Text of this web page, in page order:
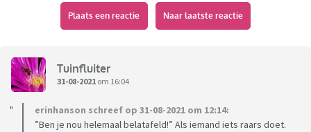
Plaats een reactie Naar laatste reactie
Tuinfluiter
31-08-2021 om 16:04
erinhanson schreef op 31-08-2021 om 12:14:
”Ben je nou helemaal belatafeld!” Als iemand iets raars doet.